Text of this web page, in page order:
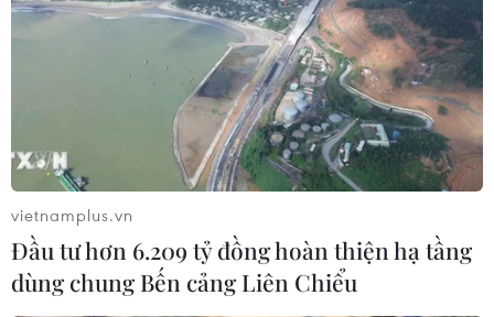
nghị lần 2 không đạt kết quả
Trang mạng Uriminzokkiri đã đổ lỗi cho Mỹ trong việc
khiến hội nghị thượng đỉnh Triều-Mỹ hồi tháng Hai vừa
qua không đạt được kết quả, đồng thời yêu cầu
Washington có những nỗ lực "thiết thực."
vietnamplus.vn
Đầu tư hơn 6.209 tỷ đồng hoàn thiện hạ tầng
dùng chung Bến cảng Liên Chiểu